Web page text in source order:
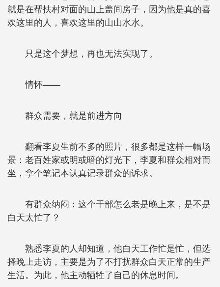
就是在帮扶村对面的山上盖间房子，因为他是真的喜
欢这里的人，喜欢这里的山山水水。
只是这个梦想，再也无法实现了。
情怀——
群众需要，就是前进方向
翻看李夏生前不多的照片，很多都是这样一幅场
景：老百姓家或明或暗的灯光下，李夏和群众相对而
坐，拿个笔记本认真记录群众的诉求。
有群众纳闷：这个干部怎么老是晚上来，是不是
白天太忙了？
熟悉李夏的人却知道，他白天工作忙是忙，但选
择晚上走访，主要是为了不打扰群众白天正常的生产
生活。为此，他主动牺牲了自己的休息时间。